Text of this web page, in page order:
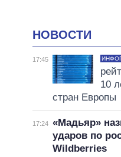
НОВОСТИ
17:45
10
стран Европы
17:24 «Мадьяр»
ударов по
Wildberries